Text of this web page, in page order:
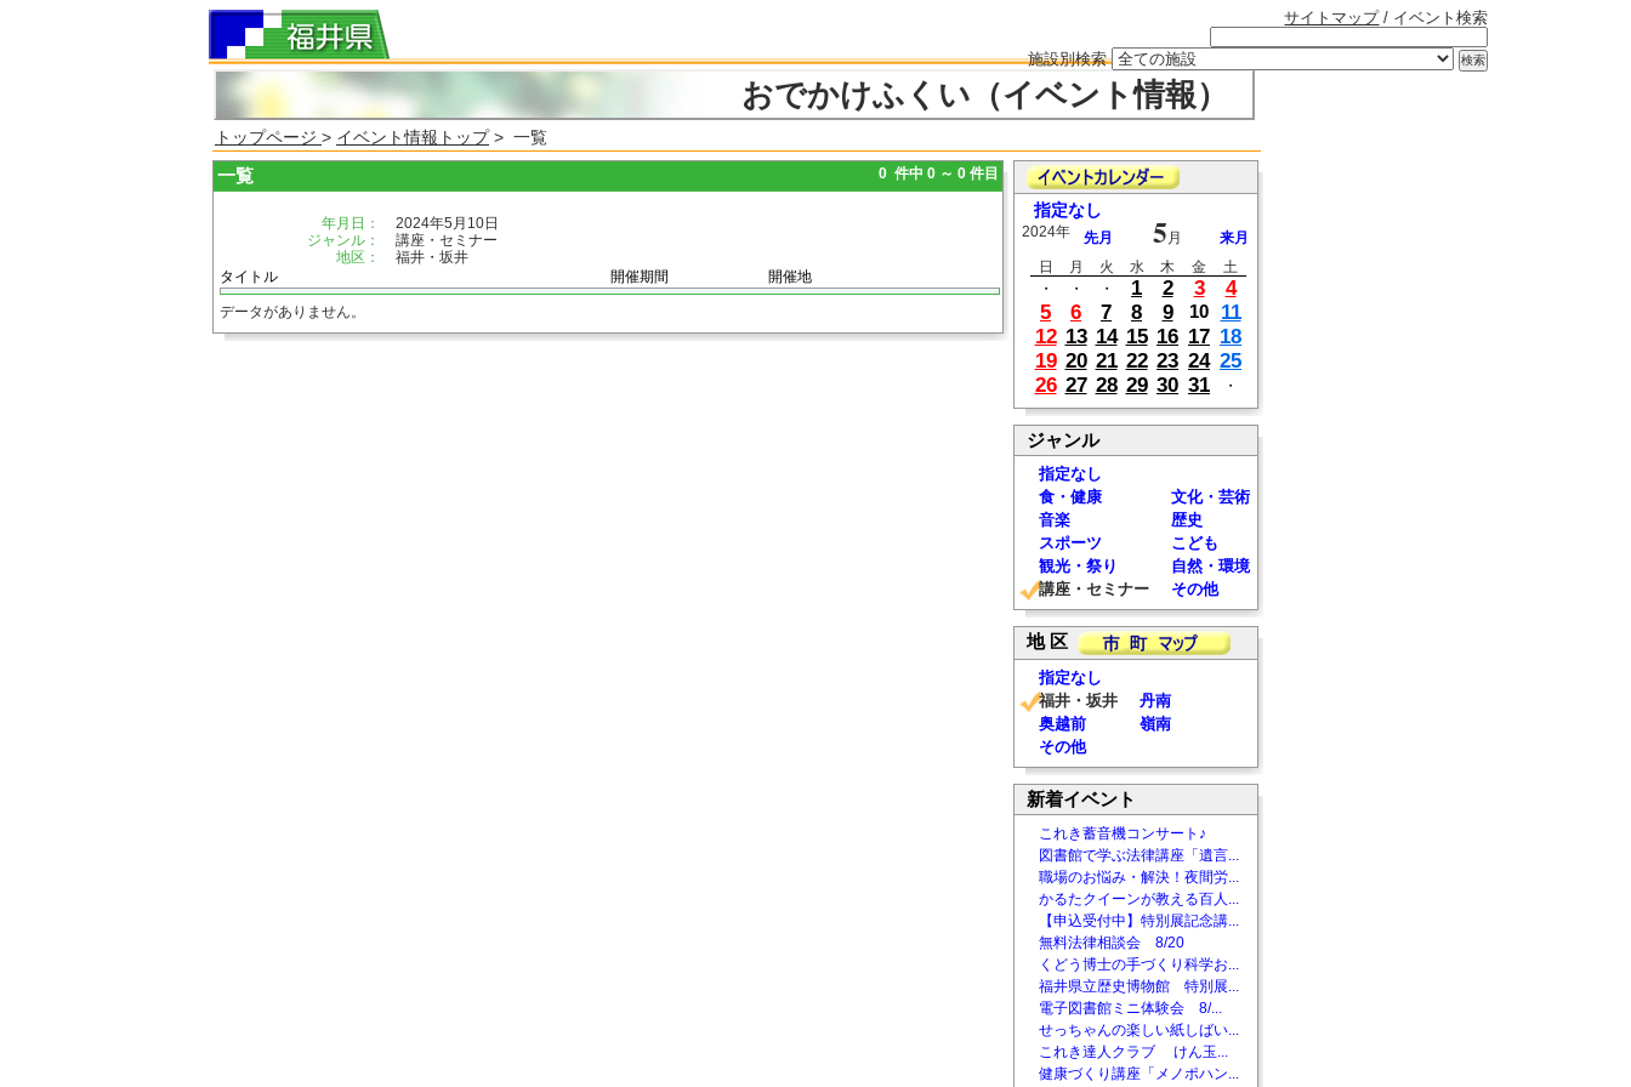
サイトマップ/ イベント検索
施設別検索
おでかけふくい（イベント情報）
トップページ > イベント情報トップ> 一覧
一覧 0 件中 0 ～ 0 件目
年月日：
2024年5月10日
ジャンル：
講座・セミナー
地区：
福井・坂井
タイトル
開催期間 開催地
データがありません。
指定なし
2024年 先月 5 月
来月
日
月 火 水 木 金
土
・
・ ・ 1 2 3
4
5
6 7 8 9 10
11
12 13 14 15 16 17 18
19 20 21 22 23 24 25
26 27 28 29 30 31 ・
ジャンル
指定なし
食・健康
文化・芸術
音楽
歴史
スポーツ
こども
観光・祭り
自然・環境
講座・セミナー
その他
地 区
指定なし
福井・坂井
丹南
奥越前
嶺南
その他
新着イベント
これき蓄音機コンサート♪
図書館で学ぶ法律講座「遺言...
職場のお悩み・解決！夜間労...
かるたクイーンが教える百人...
【申込受付中】特別展記念講...
無料法律相談会 8/20
くどう博士の手づくり科学お...
福井県立歴史博物館 特別展...
電子図書館ミニ体験会 8/...
せっちゃんの楽しい紙しばい...
これき達人クラブ けん玉...
健康づくり講座「メノポハン...